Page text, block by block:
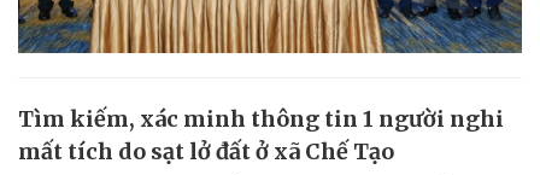
Tìm kiếm, xác minh thông tin 1 người nghi
mất tích do sạt lở đất ở xã Chế Tạo